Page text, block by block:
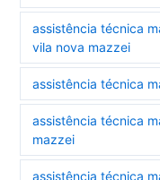
assistência técnica
vila nova mazzei
assistência técnica
assistência técnica
mazzei
assistência técnica